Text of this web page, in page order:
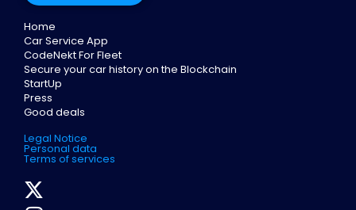
Home
Car Service App
CodeNekt For Fleet
Secure your car history on the Blockchain
StartUp
Press
Good deals
Legal Notice
Personal data
Terms of services